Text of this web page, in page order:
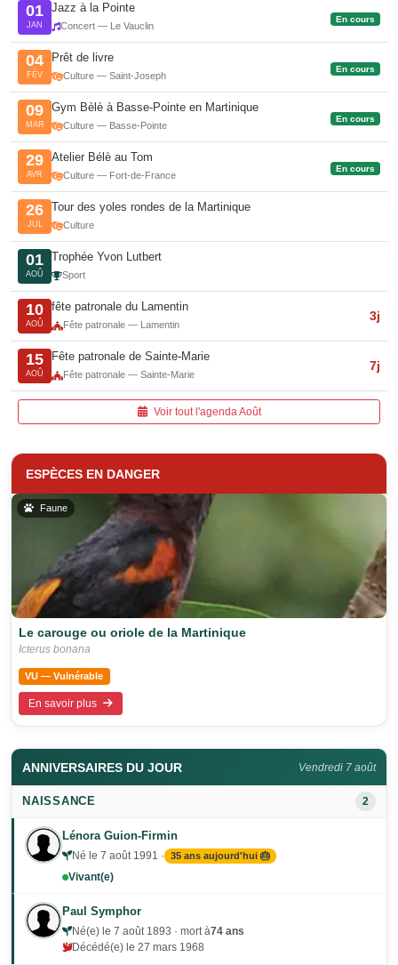
01
JAN
Jazz à la Pointe
Concert — Le Vauclin
En cours
04
FÉV
Prêt de livre
Culture — Saint-Joseph
En cours
09
MAR
Gym Bèlè à Basse-Pointe en Martinique
Culture — Basse-Pointe
En cours
29
AVR
Atelier Bélè au Tom
Culture — Fort-de-France
En cours
26
JUL
Tour des yoles rondes de la Martinique
Culture
01
AOÛ
Trophée Yvon Lutbert
Sport
10
AOÛ
fête patronale du Lamentin
Fête patronale — Lamentin
3j
15
AOÛ
Fête patronale de Sainte-Marie
Fête patronale — Sainte-Marie
7j
Voir tout l'agenda Août
ESPÈCES EN DANGER
Faune
Le carouge ou oriole de la Martinique
Icterus bonana
VU — Vulnérable
En savoir plus
ANNIVERSAIRES DU JOUR Vendredi 7 août
NAISSANCE 2
Lénora Guion-Firmin
Né le 7 août 1991 · 35 ans aujourd'hui 🎂
Vivant(e)
Paul Symphor
Né(e) le 7 août 1893 · mort à74 ans
Décédé(e) le 27 mars 1968